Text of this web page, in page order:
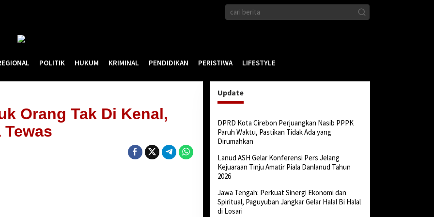
POLITIK HUKUM KRIMINAL PENDIDIKAN PERISTIWA LIFESTYLE
Orang Tak Di Kenal,
Update
DPRD Kota Cirebon Perjuangkan Nasib PPPK
Paruh Waktu, Pastikan Tidak Ada yang
Dirumahkan
Lanud ASH Gelar Konferensi Pers Jelang
Kejuaraan Tinju Amatir Piala Danlanud Tahun
2026
Jawa Tengah: Perkuat Sinergi Ekonomi dan
Spiritual, Paguyuban Jangkar Gelar Halal Bi Halal
di Losari